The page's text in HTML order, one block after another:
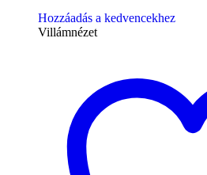
Hozzáadás a kedvencekhez
Villámnézet